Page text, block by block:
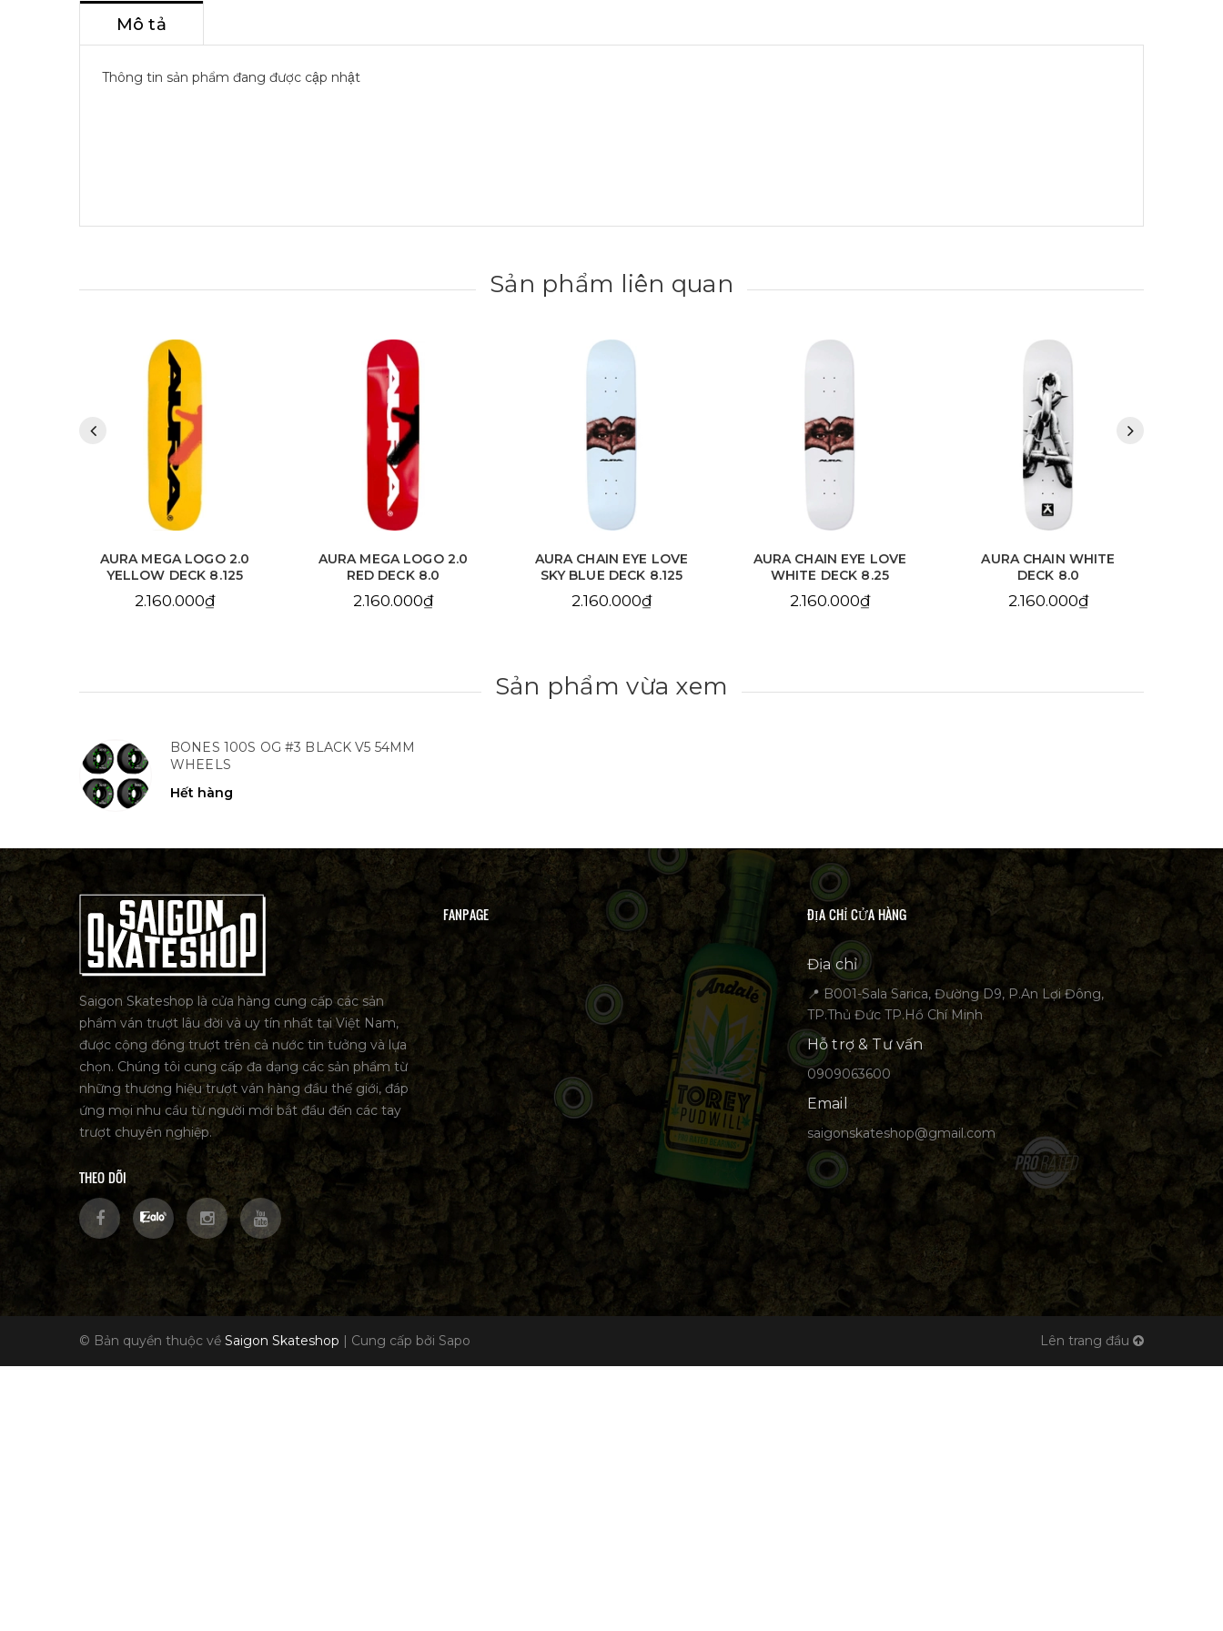
Mô tả
Thông tin sản phẩm đang được cập nhật
Sản phẩm liên quan
AURA MEGA LOGO 2.0
RED DECK 8.0
2.160.000₫
AURA CHAIN EYE LOVE
SKY BLUE DECK 8.125
2.160.000₫
AURA CHAIN EYE LOVE
WHITE DECK 8.25
2.160.000₫
AURA CHAIN WHITE
DECK 8.0
2.160.000₫
AURA CHAIN YELLOW
DECK 8.25
2.160.000₫
Sản phẩm vừa xem
BONES 100S OG #3 BLACK V5 54MM
WHEELS
Hết hàng
Saigon Skateshop là cửa hàng cung cấp các sản
phẩm ván trượt lâu đời và uy tín nhất tại Việt Nam,
được cộng đồng trượt trên cả nước tin tưởng và lựa
chọn. Chúng tôi cung cấp đa dạng các sản phẩm từ
những thương hiệu trượt ván hàng đầu thế giới, đáp
ứng mọi nhu cầu từ người mới bắt đầu đến các tay
trượt chuyên nghiệp.
THEO DÕI
FANPAGE ĐỊA CHỈ CỬA HÀNG
Địa chỉ
📍 B001-Sala Sarica, Đường D9, P.An Lợi Đông,
TP.Thủ Đức TP.Hồ Chí Minh
Hỗ trợ & Tư vấn
0909063600
Email
saigonskateshop@gmail.com
© Bản quyền thuộc về Saigon Skateshop | Cung cấp bởi Sapo Lên trang đầu